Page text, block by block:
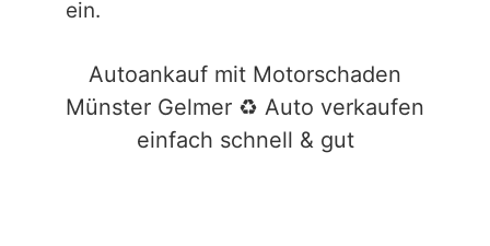
ein.
Autoankauf mit Motorschaden
Münster Gelmer ♻️ Auto verkaufen
einfach schnell & gut